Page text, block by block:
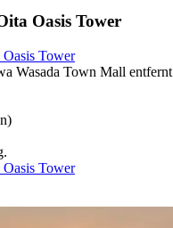
Oasis Tower
Tower
Wasada Town Mall entfernt
Tower